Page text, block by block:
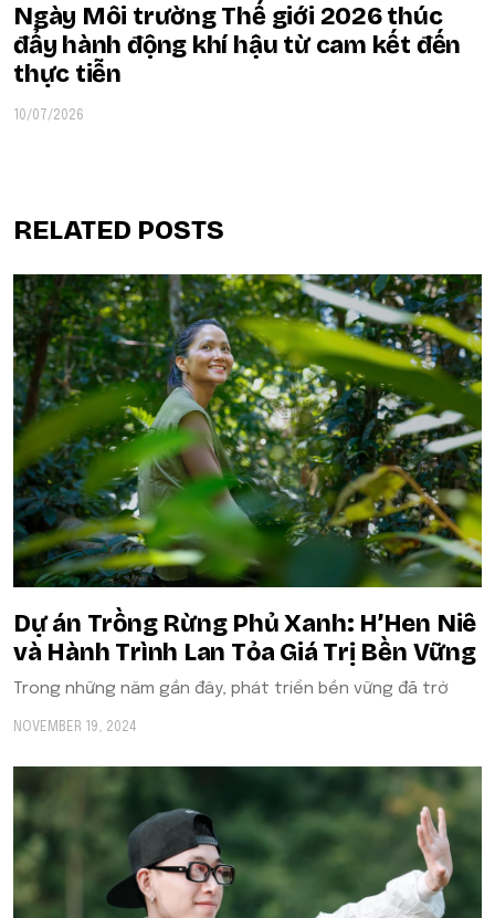
Ngày Môi trường Thế giới 2026 thúc
đẩy hành động khí hậu từ cam kết đến
thực tiễn
10/07/2026
RELATED POSTS
Dự án Trồng Rừng Phủ Xanh: H’Hen Niê
và Hành Trình Lan Tỏa Giá Trị Bền Vững
Trong những năm gần đây, phát triển bền vững đã trở
NOVEMBER 19, 2024